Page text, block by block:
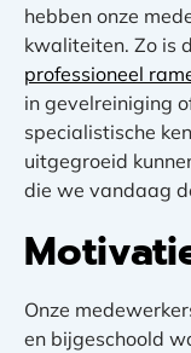
hebben onze
kwaliteiten. Zo is
professioneel
in gevelreiniging
specialistische
uitgegroeid
die we vandaag
Onze
en bijgeschoold